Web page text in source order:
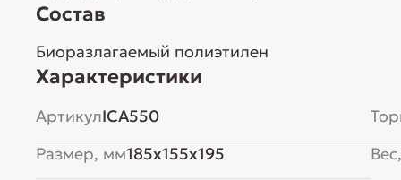
Состав
Биоразлагаемый полиэтилен
Характеристики
АртикулICA550
Размер, мм185x155x195